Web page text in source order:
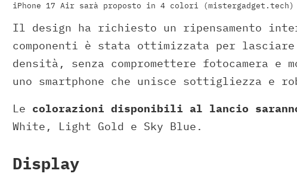
iPhone 17 Air sarà proposto in 4 colori (mistergadget.tech)
Il design ha richiesto un ripensamento
componenti è stata ottimizzata per
densità, senza compromettere
uno smartphone che unisce sottigliezza e
Le colorazioni disponibili al lancio
White, Light Gold e Sky Blue.
Display